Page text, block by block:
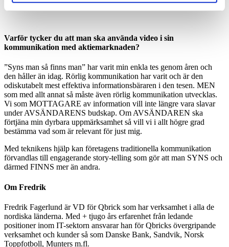
Varför tycker du att man ska använda video i sin
kommunikation med aktiemarknaden?
”Syns man så finns man” har varit min enkla tes genom åren och
den håller än idag. Rörlig kommunikation har varit och ärden
odiskutabelt mest effektiva informationsbäraren i den tesen. MEN
som med allt annat så måste även rörlig kommunikation utvecklas.
Vi som MOTTAGARE av information vill inte längre vara slavar
under AVSÄNDARENS budskap. Om AVSÄNDAREN ska
förtjäna min dyrbara uppmärksamhet så vill vi i allt högre grad
bestämma vad som är relevant för just mig.
Med teknikens hjälp kan företagens traditionella kommunikation
förvandlas till engagerande story-telling som gör att man SYNS och
därmed FINNS mer än andra.
Om Fredrik
Fredrik Fagerlund är VD för Qbrick som har verksamhet i alla de
nordiska länderna. Med + tjugo års erfarenhet från ledande
positioner inom IT-sektorn ansvarar han för Qbricks övergripande
verksamhet och kunder så som Danske Bank, Sandvik, Norsk
Toppfotboll, Munters m.fl.